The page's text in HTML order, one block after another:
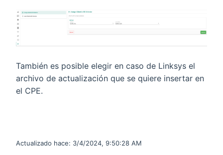
También es posible elegir en caso de Linksys el
archivo de actualización que se quiere insertar en
el CPE.
Actualizado hace: 3/4/2024, 9:50:28 AM